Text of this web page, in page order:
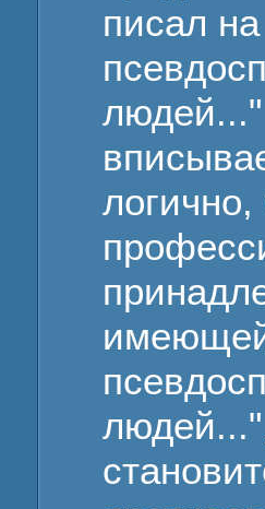
писал